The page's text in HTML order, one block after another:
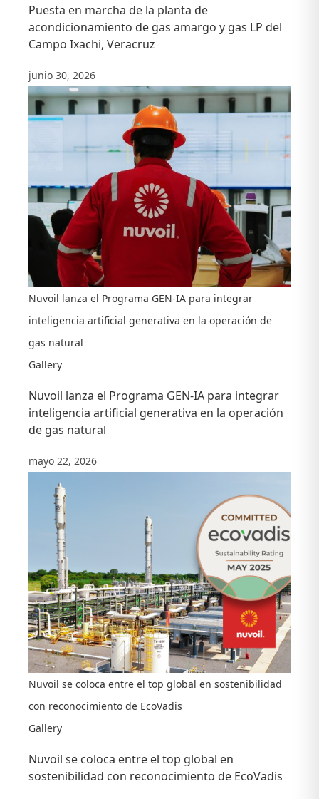
Puesta en marcha de la planta de
acondicionamiento de gas amargo y gas LP del
Campo Ixachi, Veracruz
junio 30, 2026
Nuvoil lanza el Programa GEN-IA para integrar
inteligencia artificial generativa en la operación de
gas natural
Gallery
Nuvoil lanza el Programa GEN-IA para integrar
inteligencia artificial generativa en la operación
de gas natural
mayo 22, 2026
Nuvoil se coloca entre el top global en sostenibilidad
con reconocimiento de EcoVadis
Gallery
Nuvoil se coloca entre el top global en
sostenibilidad con reconocimiento de EcoVadis